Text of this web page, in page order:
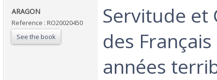
‎ARAGON‎
Reference : RO20020450
See the book
‎Servitude et
des
années